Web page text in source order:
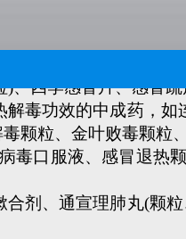
功效的中成药，如
、四季感冒片、感冒
功效的中成药，如
颗粒、金叶败毒颗粒
毒口服液、感冒退热
剂、通宣理肺丸(颗